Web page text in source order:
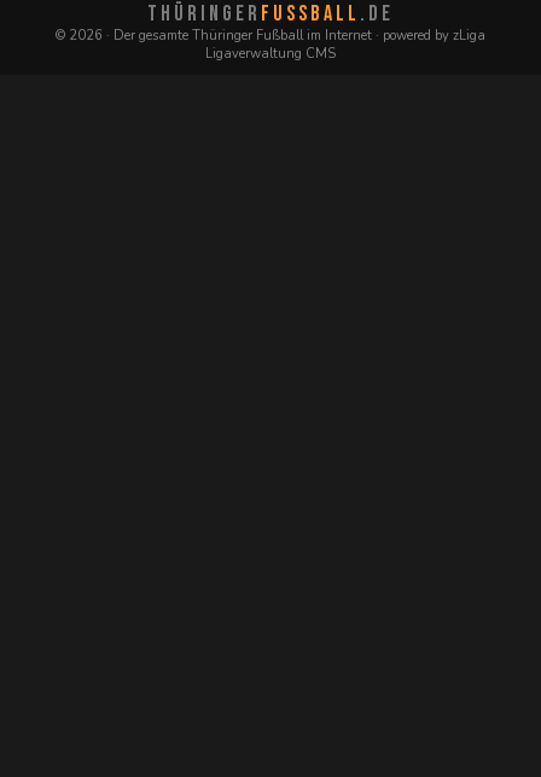
THÜRINGER FUSSBALL .DE
© 2026 · Der gesamte Thüringer Fußball im Internet · powered by zLiga
Ligaverwaltung CMS